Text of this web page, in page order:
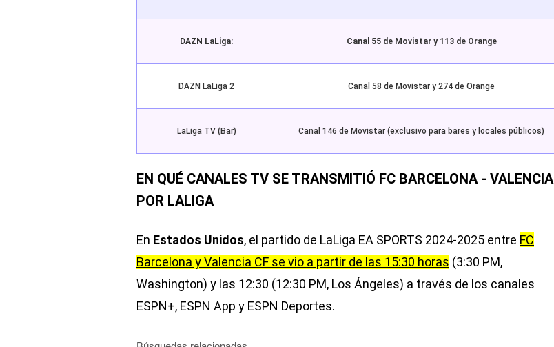
DAZN LaLiga: Canal 55 de Movistar y 113 de Orange
DAZN LaLiga 2 Canal 58 de Movistar y 274 de Orange
LaLiga TV (Bar) Canal 146 de Movistar (exclusivo para bares y locales públicos)
EN QUÉ CANALES TV SE TRANSMITIÓ FC BARCELONA - VALENCIA
POR LALIGA
En Estados Unidos, el partido de LaLiga EA SPORTS 2024-2025 entre FC
Barcelona y Valencia CF se vio a partir de las 15:30 horas (3:30 PM,
Washington) y las 12:30 (12:30 PM, Los Ángeles) a través de los canales
ESPN+, ESPN App y ESPN Deportes.